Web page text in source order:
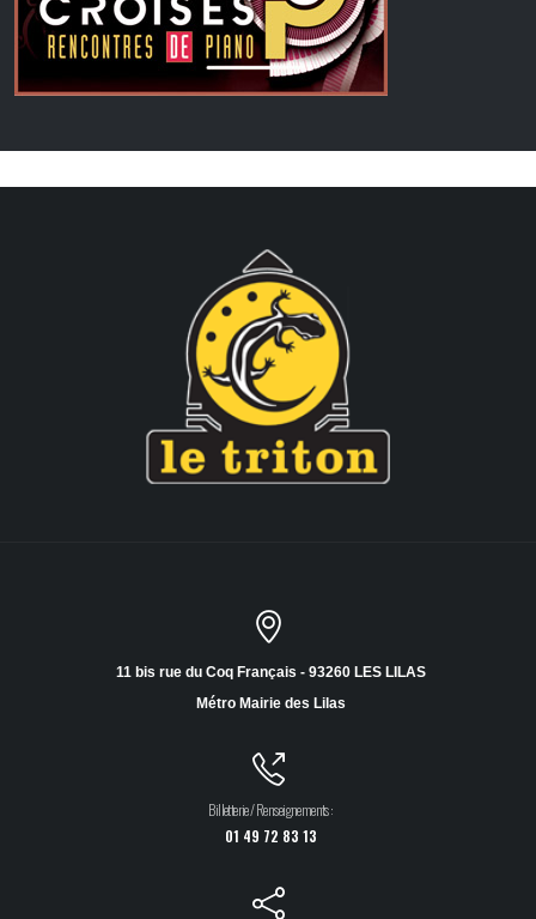
11 bis rue du Coq Français - 93260 LES LILAS
Métro Mairie des Lilas
Billetterie / Renseignements :
01 49 72 83 13